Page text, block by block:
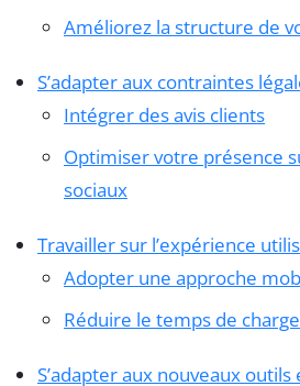
Améliorez la structure de
S’adapter aux contraintes
Intégrer des avis clients
Optimiser votre présence
sociaux
Travailler sur l’expérience
Adopter une approche
Réduire le temps de
S’adapter aux nouveaux